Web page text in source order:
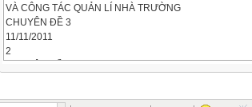
VÀ CÔNG TÁC QUẢN LÍ NHÀ TRƯỜNG
CHUYÊN ĐỀ 3
11/11/2011
2